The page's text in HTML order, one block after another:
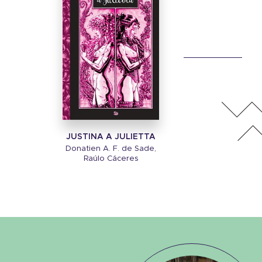
JUSTINA A JULIETTA
Donatien A. F. de Sade,
Raúlo Cáceres